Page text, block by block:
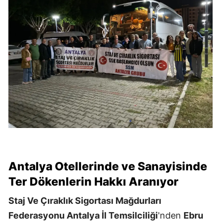
Antalya Otellerinde ve Sanayisinde
Ter Dökenlerin Hakkı Aranıyor
Staj Ve Çıraklık Sigortası Mağdurları
Federasyonu Antalya İl Temsilciliği'nden Ebru